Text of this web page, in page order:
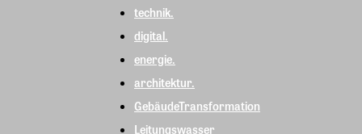
technik.
digital.
energie.
architektur.
GebäudeTransformation
Leitungswasser